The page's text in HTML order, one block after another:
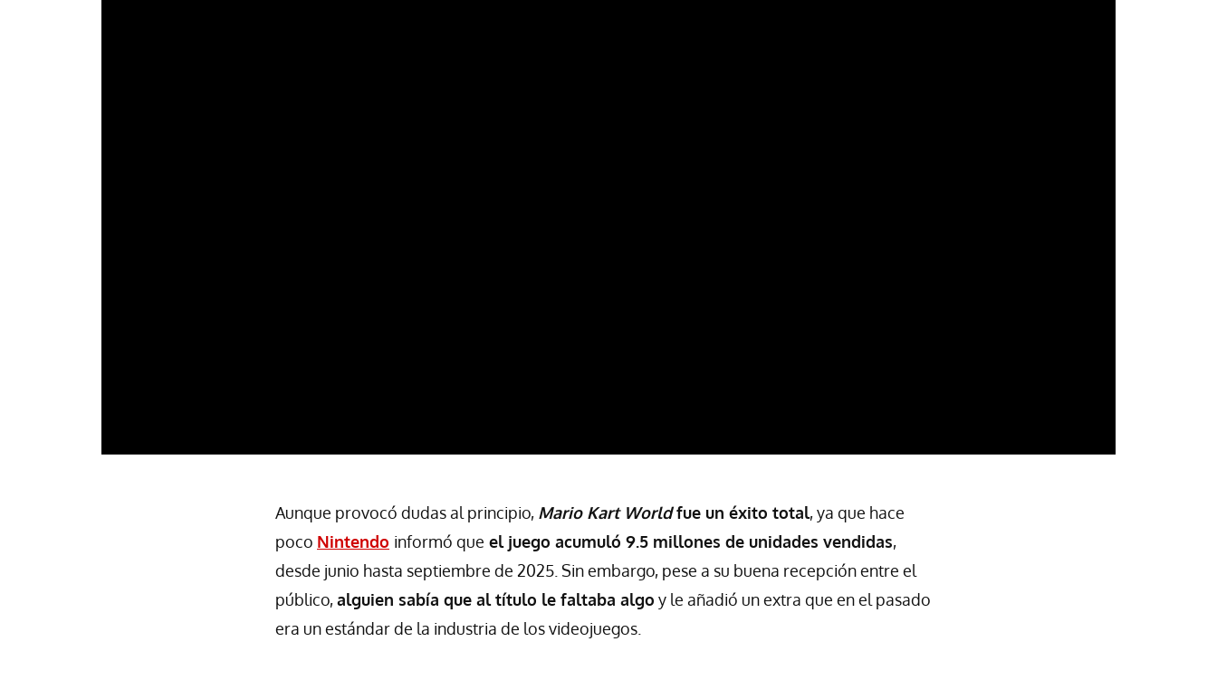
Aunque provocó dudas al principio, Mario Kart Worldfue un éxito total, ya que hace
poco Nintendo informó que el juego acumuló 9.5 millones de unidades vendidas,
desde junio hasta septiembre de 2025. Sin embargo, pese a su buena recepción entre el
público,alguien sabía que al título le faltaba algo y le añadió un extra que en el pasado
era un estándar de la industria de los videojuegos.